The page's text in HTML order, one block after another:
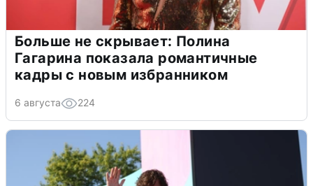
Больше не скрывает: Полина
Гагарина показала романтичные
кадры с новым избранником
6 августа 224